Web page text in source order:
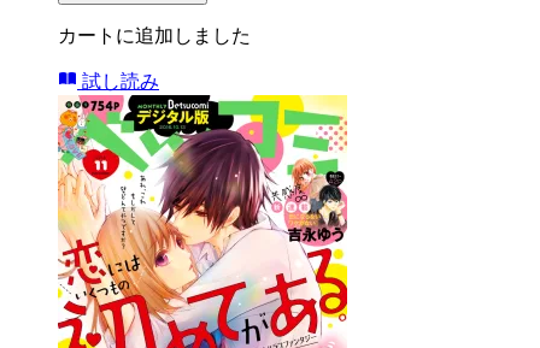
カートに追加しました
試し読み